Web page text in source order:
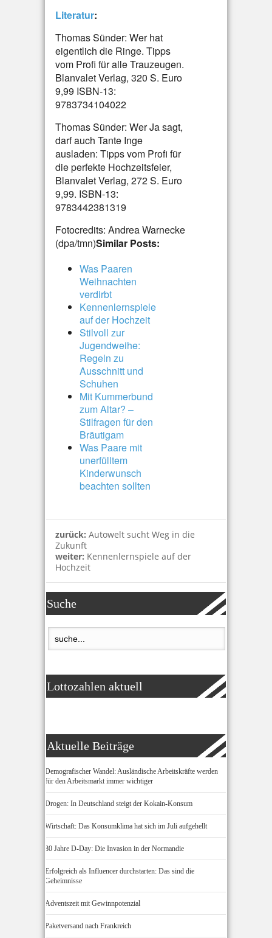
Literatur:
Thomas Sünder: Wer hat
eigentlich die Ringe. Tipps
vom Profi für alle Trauzeugen.
Blanvalet Verlag, 320 S. Euro
9,99 ISBN-13:
9783734104022
Thomas Sünder: Wer Ja sagt,
darf auch Tante Inge
ausladen: Tipps vom Profi für
die perfekte Hochzeitsfeier,
Blanvalet Verlag, 272 S. Euro
9,99. ISBN-13:
9783442381319
Fotocredits: Andrea Warnecke
(dpa/tmn)Similar Posts:
Was Paaren
Weihnachten
verdirbt
Kennenlernspiele
auf der Hochzeit
Stilvoll zur
Jugendweihe:
Regeln zu
Ausschnitt und
Schuhen
Mit Kummerbund
zum Altar? –
Stilfragen für den
Bräutigam
Was Paare mit
unerfülltem
Kinderwunsch
beachten sollten
zurück: Autowelt sucht Weg in die
Zukunft
weiter: Kennenlernspiele auf der
Hochzeit
Suche
Lottozahlen aktuell
Aktuelle Beiträge
Demografischer Wandel: Ausländische Arbeitskräfte werden
für den Arbeitsmarkt immer wichtiger
Drogen: In Deutschland steigt der Kokain-Konsum
Wirtschaft: Das Konsumklima hat sich im Juli aufgehellt
80 Jahre D-Day: Die Invasion in der Normandie
Erfolgreich als Influencer durchstarten: Das sind die
Geheimnisse
Adventszeit mit Gewinnpotenzial
Paketversand nach Frankreich